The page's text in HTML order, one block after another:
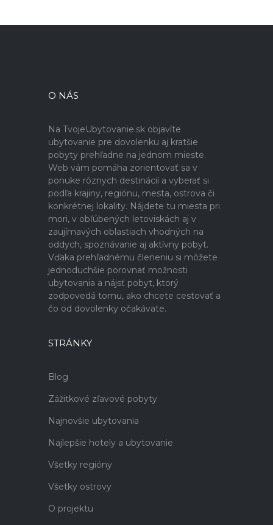
O NÁS
Na TvojeUbytovanie.sk objavíte
ubytovanie pre dovolenku aj kratšie
pobyty prehľadne na jednom mieste.
Web vám pomáha zorientovať sa v
ponuke rôznych destinácií a vyberať si
podľa krajiny, regiónu, mesta, ostrova či
konkrétnej lokality. Nájdete tu miesta pri
mori, v obľúbených letoviskách aj v
zaujímavých oblastiach vhodných na
oddych, spoznávanie aj aktívny pobyt.
Vďaka prehľadnému členeniu si môžete
jednoduchšie porovnať možnosti
ubytovania a nájsť pobyt, ktorý
zodpovedá tomu, ako chcete cestovať a
čo od dovolenky očakávate.
STRÁNKY
Blog
Zážitkové zľavové pobyty
Najnovšie ubytovania
Najlepšie hotely a ubytovanie
Všetky regióny
Všetky ostrovy
O projektu